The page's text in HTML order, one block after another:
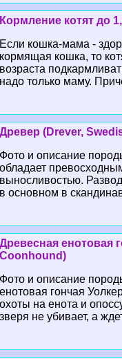
Кормление котят до
Если кошка-мама -
кормящая кошка, то
возраста
надо только маму.
Древер (Drever,
Фото и описание
обладает
выносливостью.
в основном в
Древесная енотовая
Coonhound)
Фото и описание
енотовая гончая
охоты на енота и
зверя не убивает, а